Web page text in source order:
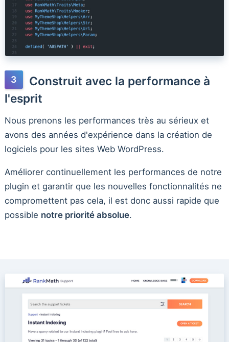
Construit avec la performance à
l'esprit
Nous prenons les performances très au sérieux et
avons des années d'expérience dans la création de
logiciels pour les sites Web WordPress.
Améliorer continuellement les performances de notre
plugin et garantir que les nouvelles fonctionnalités ne
compromettent pas cela, il est donc aussi rapide que
possible notre priorité absolue.